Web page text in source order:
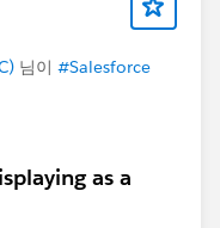
님이 #Salesforce
as a